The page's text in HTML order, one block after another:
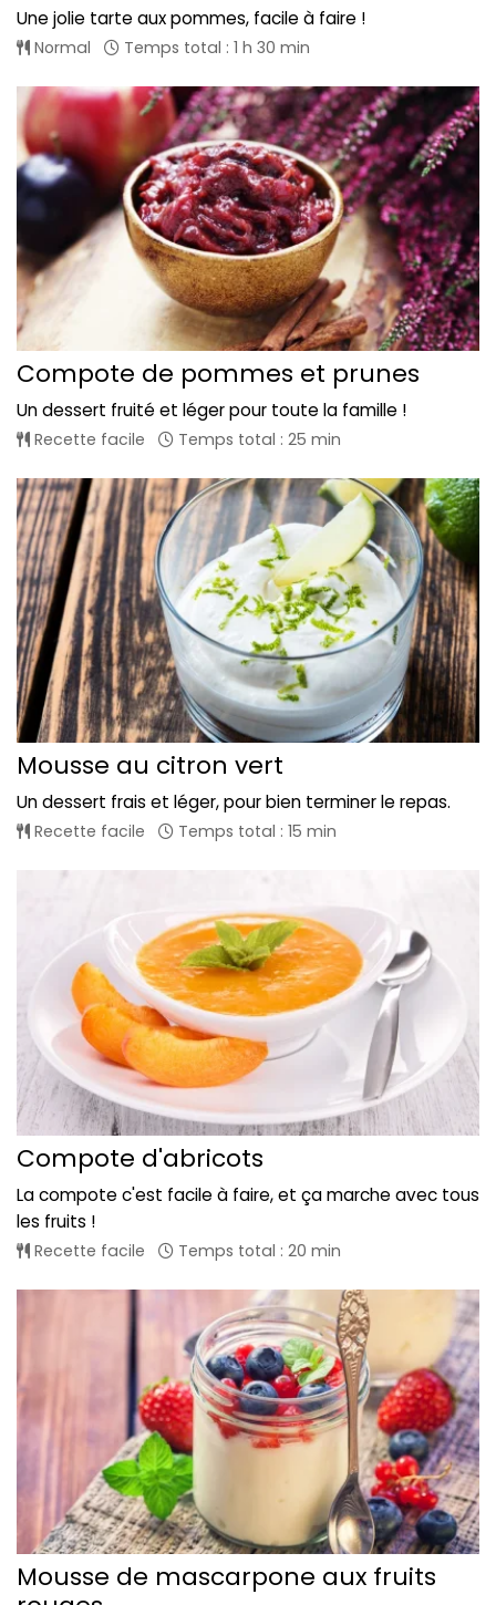
Une jolie tarte aux pommes, facile à faire !
Normal Temps total : 1 h 30 min
Compote de pommes et prunes
Un dessert fruité et léger pour toute la famille !
Recette facile Temps total : 25 min
Mousse au citron vert
Un dessert frais et léger, pour bien terminer le repas.
Recette facile Temps total : 15 min
Compote d'abricots
La compote c'est facile à faire, et ça marche avec tous
les fruits !
Recette facile Temps total : 20 min
Mousse de mascarpone aux fruits